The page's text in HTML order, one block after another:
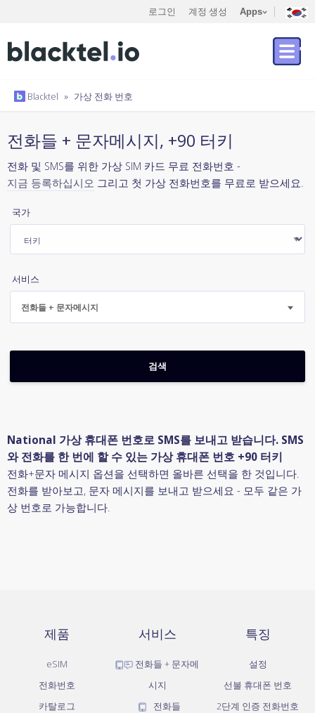
로그인 계정 생성 Apps
Blacktel » 가상 전화 번호
전화들 + 문자메시지, +90 터키
전화 및 SMS를 위한 가상 SIM 카드 무료 전화번호 -
지금 등록하십시오 그리고 첫 가상 전화번호를 무료로 받으세요.
국가
서비스
전화들 + 문자메시지
National 가상 휴대폰 번호로 SMS를 보내고 받습니다. SMS
와 전화를 한 번에 할 수 있는 가상 휴대폰 번호 +90 터키
전화+문자 메시지 옵션을 선택하면 올바른 선택을 한 것입니다.
전화를 받아보고, 문자 메시지를 보내고 받으세요 - 모두 같은 가
상 번호로 가능합니다.
제품
eSIM
전화번호
카탈로그
서비스
전화들 + 문자메
시지
전화들
특징
설정
선불 휴대폰 번호
2단계 인증 전화번호